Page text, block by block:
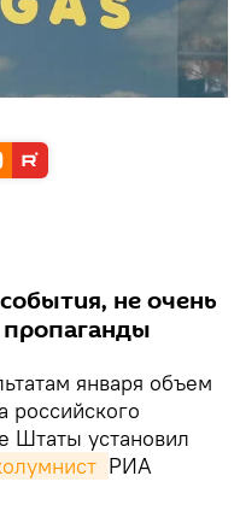
не очень
января объем
российского
Штаты установил
РИА